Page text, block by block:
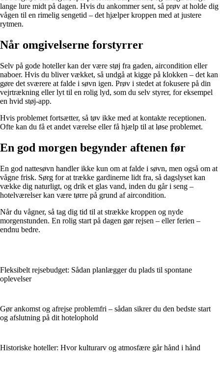
lange lure midt på dagen. Hvis du ankommer sent, så prøv at holde dig
vågen til en rimelig sengetid – det hjælper kroppen med at justere
rytmen.
Når omgivelserne forstyrrer
Selv på gode hoteller kan der være støj fra gaden, aircondition eller
naboer. Hvis du bliver vækket, så undgå at kigge på klokken – det kan
gøre det sværere at falde i søvn igen. Prøv i stedet at fokusere på din
vejrtrækning eller lyt til en rolig lyd, som du selv styrer, for eksempel
en hvid støj-app.
Hvis problemet fortsætter, så tøv ikke med at kontakte receptionen.
Ofte kan du få et andet værelse eller få hjælp til at løse problemet.
En god morgen begynder aftenen før
En god nattesøvn handler ikke kun om at falde i søvn, men også om at
vågne frisk. Sørg for at trække gardinerne lidt fra, så dagslyset kan
vække dig naturligt, og drik et glas vand, inden du går i seng –
hotelværelser kan være tørre på grund af aircondition.
Når du vågner, så tag dig tid til at strække kroppen og nyde
morgenstunden. En rolig start på dagen gør rejsen – eller ferien –
endnu bedre.
Fleksibelt rejsebudget: Sådan planlægger du plads til spontane
oplevelser
Gør ankomst og afrejse problemfri – sådan sikrer du den bedste start
og afslutning på dit hotelophold
Historiske hoteller: Hvor kulturarv og atmosfære går hånd i hånd